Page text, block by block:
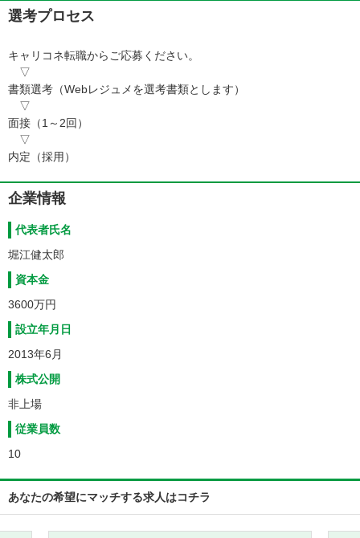
て旅行体験をより良くする事業を立ち上げようとワンダーラスト
を設立致しました。
海外旅行をもっと自由に、もっと楽しくすることで、世界に1つ
でも多くの「つながり」を生み出すことがワンダーラスト、ひい
ては自分のミッションです。
よろしくお願いいたします。
【このさきやってみたいこと】
す。
開発に携わっています。
関心があり、勉強会の開催等も行なっていければと考えていま
す。
私達ワンダーラストは「人々の心の国境をなくす」ことをミッシ
ョンとしています。
これだけ文明が発達した現代においていまだ、「国」の単位でい
がみ合い、その国の教育を受けたために他国の人に偏見を持って
いる人が大勢います。
自分たちは「旅」を通じてそのような世界を変えたいと思ってい
Compathyで皆さんの中に眠る「旅への欲求」を引き出し、その
選考プロセス
キャリコネ転職からご応募ください。
▽
書類選考（Webレジュメを選考書類とします）
▽
面接（1～2回）
▽
内定（採用）
企業情報
代表者氏名
堀江健太郎
資本金
3600万円
設立年月日
2013年6月
株式公開
非上場
従業員数
10
あなたの希望にマッチする求人はコチラ